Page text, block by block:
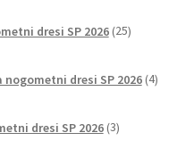
dresi SP 2026 25izdelkov
nogometni dresi SP 2026 4izdelki
dresi SP 2026 3izdelki